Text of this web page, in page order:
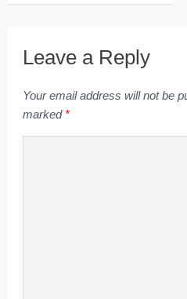
Leave a Reply
Your email address will not be
marked *